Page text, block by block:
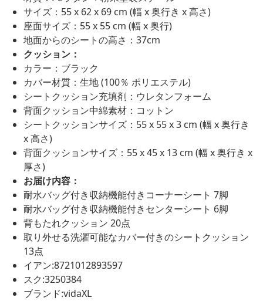
サイズ：55 x 62 x 69 cm (幅 x 奥行き x 高さ)
座面サイズ：55 x 55 cm (幅 x 奥行)
地面からのシートの高さ：37cm
クッション：
カラー：ブラック
カバー材質：生地 (100％ ポリエステル)
シートクッション充填剤：ウレタンフォーム
背面クッション中綿素材：コットン
シートクッションサイズ：55 x 55 x 3 cm (幅 x 奥行き
x 高さ)
背面クッションサイズ：55 x 45 x 13 cm (幅 x 奥行き x
厚さ)
お届け内容：
耐水バッグ付き収納機能付きコーナーシート 7脚
耐水バッグ付き収納機能付きセンターシート 6脚
背もたれクッション 20点
取り外せる洗濯可能なカバー付きのシートクッション
13点
イアン:8721012893597
スク:3250384
ブランド:vidaXL